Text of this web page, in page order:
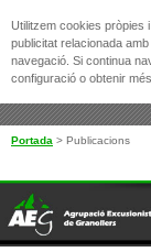
Utilitzem cookies pròpies
publicitat relacionada
navegació. Si continua
configuració o obtenir
Portada > Publicacions